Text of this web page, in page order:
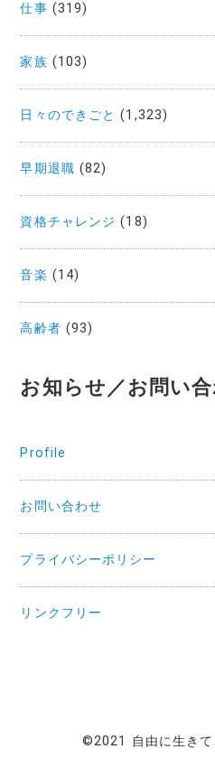
仕事 (319)
家族 (103)
日々のできごと (1,323)
早期退職 (82)
資格チャレンジ (18)
音楽 (14)
高齢者 (93)
お知らせ／お問い
Profile
お問い合わせ
プライバシーポリシー
リンクフリー
©2021 自由に生きて